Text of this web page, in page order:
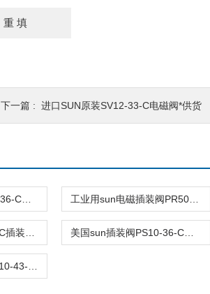
下一篇 : 进口SUN原装SV12-33-C电磁阀*供货